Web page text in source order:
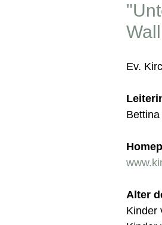
Ev.
Bettina
Alter
Kinder